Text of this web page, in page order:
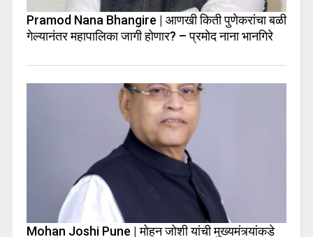
Pramod Nana Bhangire | आणखी किती पुणेकरांचा बळी
गेल्यानंतर महापालिका जागी होणार? – प्रमोद नाना भानगिरे
Mohan Joshi Pune | मोहन जोशी यांची मुख्यमंत्र्यांकडे